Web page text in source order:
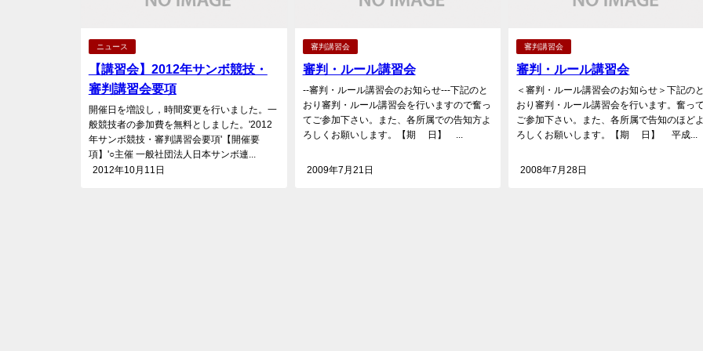
ニュース
【講習会】2012年サンボ競技・
審判講習会要項
開催日を増設し，時間変更を行いました。一
般競技者の参加費を無料としました。'2012
年サンボ競技・審判講習会要項'【開催要
項】'○主催 一般社団法人日本サンボ連...
2012年10月11日
審判講習会
審判・ルール講習会
--審判・ルール講習会のお知らせ---下記のと
おり審判・ルール講習会を行いますので奮っ
てご参加下さい。また、各所属での告知方よ
ろしくお願いします。【期 日】 ...
2009年7月21日
審判講習会
審判・ルール講習会
＜審判・ルール講習会のお知らせ＞下記のと
おり審判・ルール講習会を行います。奮って
ご参加下さい。また、各所属で告知のほどよ
ろしくお願いします。【期 日】 平成...
2008年7月28日